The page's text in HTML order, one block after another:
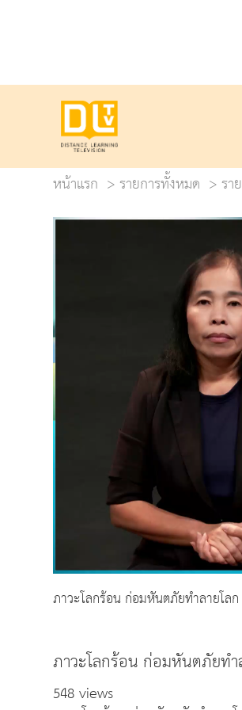
หน้าแรก
รายการทั้งหมด รา
ภาวะโลกร้อน ก่อมหันตภัยทำลายโลก
ภาวะโลกร้อน ก่อมหันตภัยทำ
548 views